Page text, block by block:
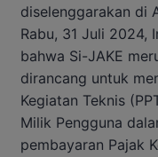
diselenggarakan di
Rabu, 31 Juli 2024,
bahwa Si-JAKE
dirancang untuk
Kegiatan Teknis
Milik Pengguna
pembayaran Pajak